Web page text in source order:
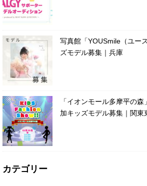
写真館「YOUSmile（ユー
ズモデル募集｜兵庫
「イオンモール多摩平の
加キッズモデル募集｜関東
カテゴリー